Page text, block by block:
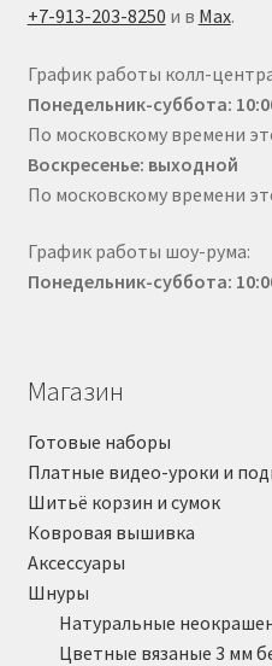
+7-913-203-8250 и в Max.
График работы колл-
Понедельник-суббота:
По московскому времени
Воскресенье: выходной
По московскому времени
График работы шоу-рума:
Понедельник-суббота:
Магазин
Готовые наборы
Платные видео-уроки и
Шитьё корзин и сумок
Ковровая вышивка
Аксессуары
Шнуры
Натуральные
Цветные вязаные 3 мм